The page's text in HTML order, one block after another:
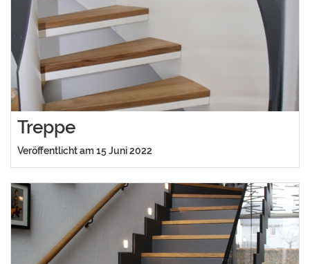
Treppe
Veröffentlicht am 15 Juni 2022